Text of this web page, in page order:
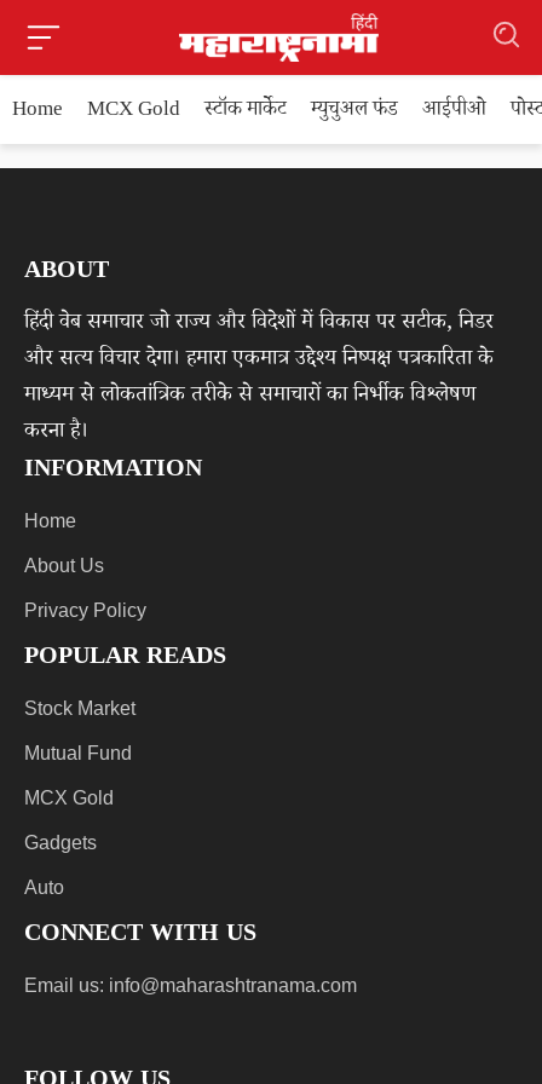
Home MCX Gold स्टॉक मार्केट म्युचुअल फंड आईपीओ
ABOUT
हिंदी वेब समाचार जो राज्य और विदेशों में विकास पर सटीक, निडर
और सत्य विचार देगा। हमारा एकमात्र उद्देश्य निष्पक्ष पत्रकारिता के
माध्यम से लोकतांत्रिक तरीके से समाचारों का निर्भीक विश्लेषण
करना है।
INFORMATION
Home
About Us
Privacy Policy
POPULAR READS
Stock Market
Mutual Fund
MCX Gold
Gadgets
Auto
CONNECT WITH US
Email us: info@maharashtranama.com